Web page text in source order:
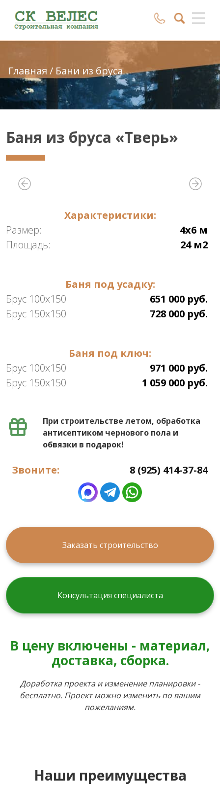
Главная / Бани из бруса
Баня из бруса «Тверь»
Характеристики:
Размер:
4х6 м
Площадь:
24 м2
Баня под усадку:
Брус 100х150
651 000 руб.
Брус 150х150
728 000 руб.
Баня под ключ:
Брус 100х150
971 000 руб.
Брус 150х150
1 059 000 руб.
При строительстве летом, обработка
антисептиком чернового пола и
обвязки в подарок!
Звоните: 8 (925) 414-37-84
Заказать строительство
Консультация специалиста
В цену включены - материал,
доставка, сборка.
Доработка проекта и изменение планировки -
бесплатно. Проект можно изменить по вашим
пожеланиям.
Наши преимущества